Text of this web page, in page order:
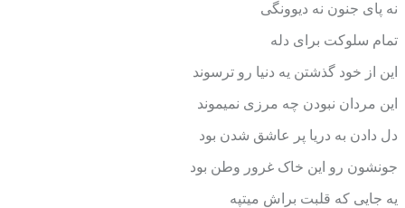
نه پای جنون نه دیوونگی
تمام سلوکت برای دله
این از خود گذشتن یه دنیا رو ترسوند
این مردان نبودن چه مرزی نمیموند
دل دادن به دریا پر عاشق شدن بود
جونشون رو این خاک غرور وطن بود
یه جایی که قلبت براش میتپه